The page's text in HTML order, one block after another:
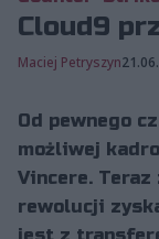
Cloud9
Maciej Petryszyn
Od pewnego
możliwej
Vincere. Teraz
rewolucji